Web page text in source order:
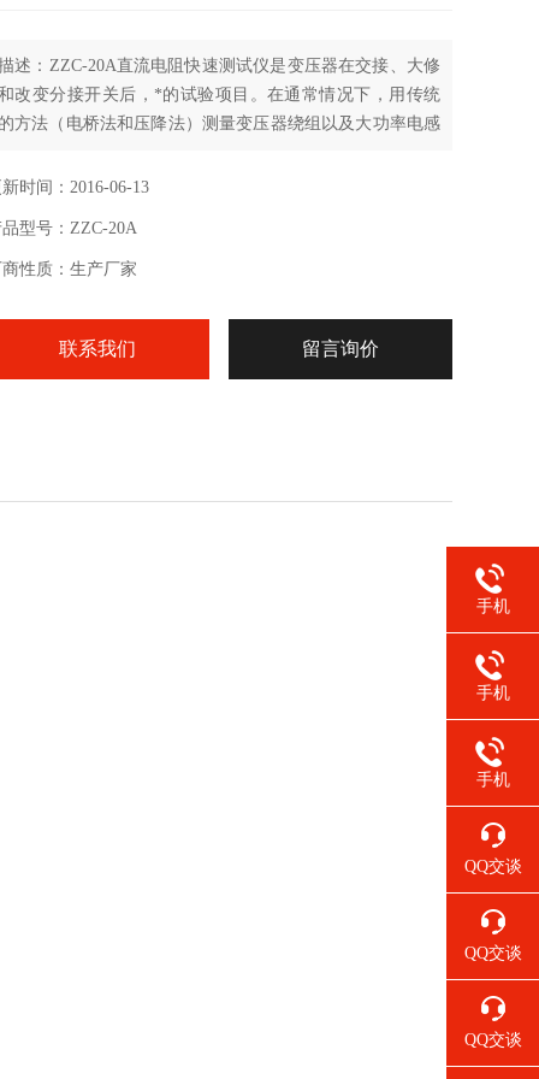
述：ZZC-20A直流电阻快速测试仪是变压器在交接、大修
改变分接开关后，*的试验项目。在通常情况下，用传统
的方法（电桥法和压降法）测量变压器绕组以及大功率电感
，缩短测量时间以及减轻测试人员的工作负担，本公司开
电源技术，具有性能稳定，测量迅速、体积小巧、使用方
、测量精度高，数据重复性好等特点
新时间：2016-06-13
品型号：ZZC-20A
商性质：生产厂家
联系我们 留言询价
手机
手机
手机
QQ交谈
QQ交谈
QQ交谈